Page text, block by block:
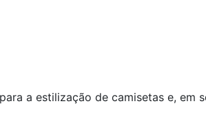
a estilização de camisetas e, em